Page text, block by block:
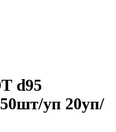
d95
уп 20уп/